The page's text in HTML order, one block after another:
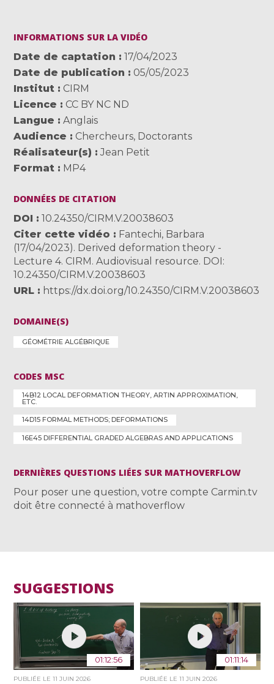
INFORMATIONS SUR LA VIDÉO
Date de captation
17/04/2023
Date de publication
05/05/2023
Institut
CIRM
Licence
CC BY NC ND
Langue
Anglais
Audience
Chercheurs, Doctorants
Réalisateur(s)
Jean Petit
Format
MP4
DONNÉES DE CITATION
DOI
10.24350/CIRM.V.20038603
Citer cette vidéo
Fantechi, Barbara
(17/04/2023). Derived deformation theory -
Lecture 4. CIRM. Audiovisual resource. DOI:
10.24350/CIRM.V.20038603
URL
https://dx.doi.org/10.24350/CIRM.V.20038603
DOMAINE(S)
GÉOMÉTRIE ALGÉBRIQUE
CODES MSC
14B12 LOCAL DEFORMATION THEORY, ARTIN APPROXIMATION,
ETC.
14D15 FORMAL METHODS; DEFORMATIONS
16E45 DIFFERENTIAL GRADED ALGEBRAS AND APPLICATIONS
DERNIÈRES QUESTIONS LIÉES SUR MATHOVERFLOW
Pour poser une question, votre compte Carmin.tv
doit être connecté à mathoverflow
SUGGESTIONS
01:12:56
PUBLIÉE LE11 JUIN 2026
01:11:14
PUBLIÉE LE 11 JUIN 2026